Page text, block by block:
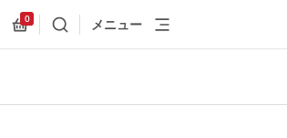
Allnex.GeneralResources.Cart
0
検索 メニュー